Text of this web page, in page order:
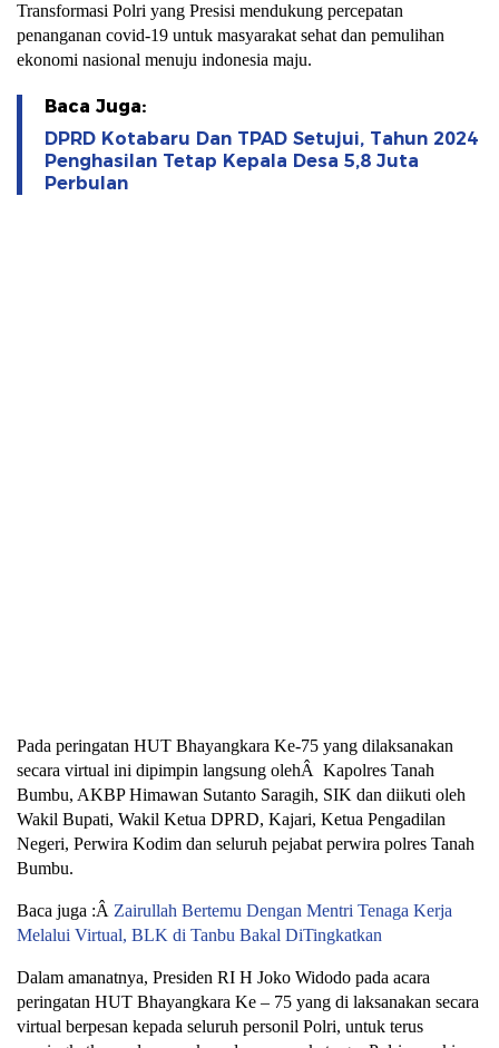
Transformasi Polri yang Presisi mendukung percepatan
penanganan covid-19 untuk masyarakat sehat dan pemulihan
ekonomi nasional menuju indonesia maju.
Baca Juga:
DPRD Kotabaru Dan TPAD Setujui, Tahun 2024
Penghasilan Tetap Kepala Desa 5,8 Juta
Perbulan
Pada peringatan HUT Bhayangkara Ke-75 yang dilaksanakan
secara virtual ini dipimpin langsung olehÂ Kapolres Tanah
Bumbu, AKBP Himawan Sutanto Saragih, SIK dan diikuti oleh
Wakil Bupati, Wakil Ketua DPRD, Kajari, Ketua Pengadilan
Negeri, Perwira Kodim dan seluruh pejabat perwira polres Tanah
Bumbu.
Baca juga :Â Zairullah Bertemu Dengan Mentri Tenaga Kerja
Melalui Virtual, BLK di Tanbu Bakal DiTingkatkan
Dalam amanatnya, Presiden RI H Joko Widodo pada acara
peringatan HUT Bhayangkara Ke – 75 yang di laksanakan secara
virtual berpesan kepada seluruh personil Polri, untuk terus